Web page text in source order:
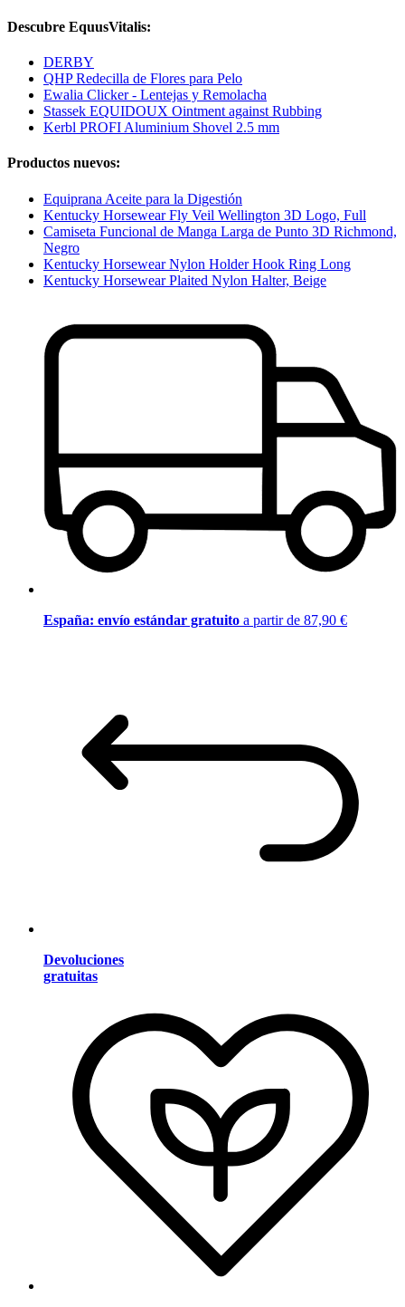
Descubre EquusVitalis:
DERBY
QHP Redecilla de Flores para Pelo
Ewalia Clicker - Lentejas y Remolacha
Stassek EQUIDOUX Ointment against Rubbing
Kerbl PROFI Aluminium Shovel 2.5 mm
Productos nuevos:
Equiprana Aceite para la Digestión
Kentucky Horsewear Fly Veil Wellington 3D Logo, Full
Camiseta Funcional de Manga Larga de Punto 3D Richmond,
Negro
Kentucky Horsewear Nylon Holder Hook Ring Long
Kentucky Horsewear Plaited Nylon Halter, Beige
España: envío estándar gratuito a partir de 87,90 €
Devoluciones
gratuitas